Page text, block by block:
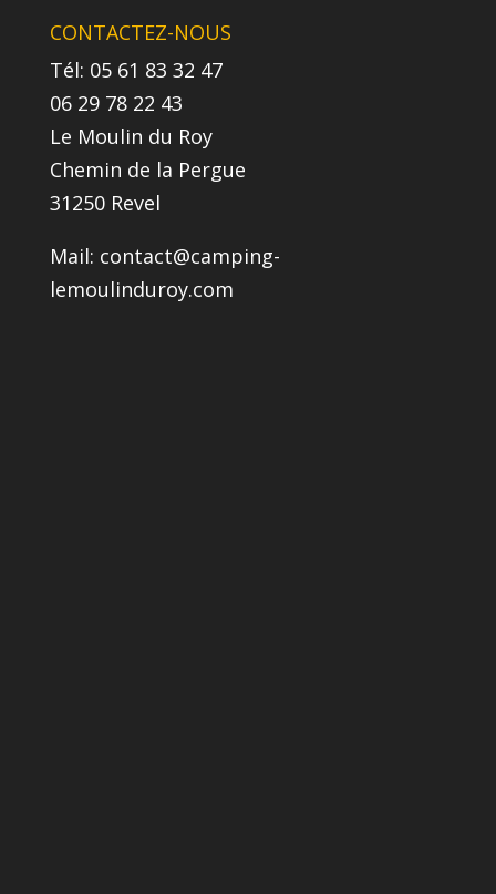
CONTACTEZ-NOUS
Tél: 05 61 83 32 47
06 29 78 22 43
Le Moulin du Roy
Chemin de la Pergue
31250 Revel
Mail: contact@camping-
lemoulinduroy.com